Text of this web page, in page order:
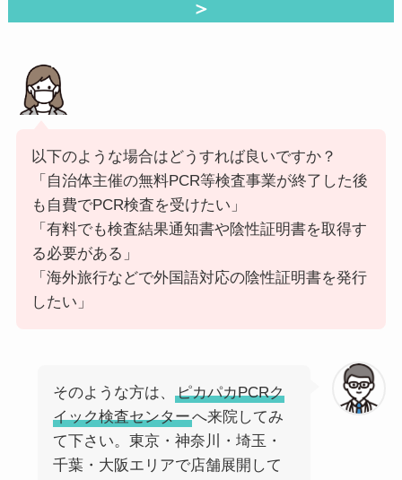
＞
以下のような場合はどうすれば良いですか？
「自治体主催の無料PCR等検査事業が終了した後
も自費でPCR検査を受けたい」
「有料でも検査結果通知書や陰性証明書を取得す
る必要がある」
「海外旅行などで外国語対応の陰性証明書を発行
したい」
そのような方は、
ピカパカPCRク
イック検査センターへ来院してみ
て下さい。東京・神奈川・埼玉・
千葉・大阪エリアで店舗展開して